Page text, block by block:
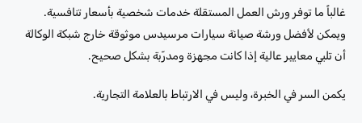
غالباً ما توفر ورش العمل المستقلة خدمات شخصية بأسعار تنافسية.
ويمكن لأفضل ورشة صيانة سيارات مرسيدس موثوقة خارج شبكة الوكالة
أن تلبي معايير عالية إذا كانت مجهزة ومدرّبة بشكل صحيح.
يكمن السر في الخبرة، وليس في الارتباط بالعلامة التجارية.